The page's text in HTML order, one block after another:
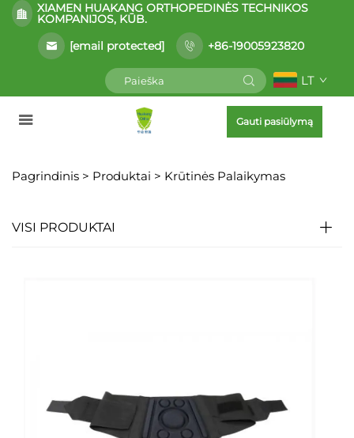
XIAMEN HUAKANG ORTHOPEDINĖS TECHNIKOS
KOMPANIJOS, KŪB.
[email protected]
+86-19005923820
LT
Gauti pasiūlymą
Pagrindinis > Produktai > Krūtinės Palaikymas
VISI PRODUKTAI